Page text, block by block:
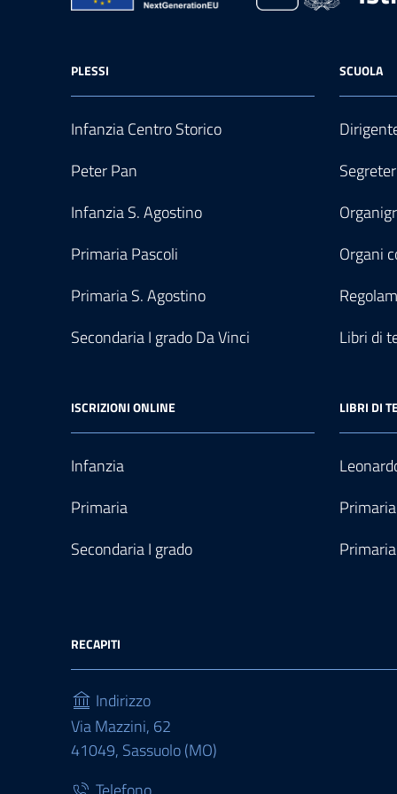
PLESSI
Infanzia Centro Storico
Peter Pan
Infanzia S. Agostino
Primaria Pascoli
Primaria S. Agostino
Secondaria I grado Da Vinci
SCUOLA
Organi
Libri di
ISCRIZIONI ONLINE
Infanzia
Primaria
Secondaria I grado
LIBRI DI
RECAPITI
Indirizzo
Via Mazzini, 62
41049, Sassuolo (MO)